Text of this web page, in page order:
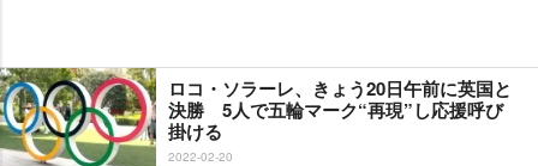
ロコ・ソラーレ、きょう20日午前に英国と
決勝 5人で五輪マーク“再現”し応援呼び
掛ける
2022-02-20